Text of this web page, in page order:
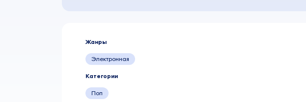
Жанры
Электронная
Категории
Поп